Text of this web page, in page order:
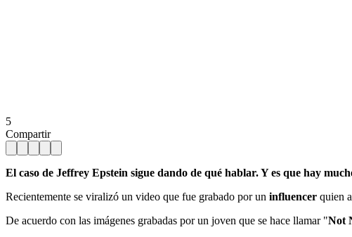
5
Compartir
El caso de Jeffrey Epstein sigue dando de qué hablar. Y es que hay
Recientemente se viralizó un video que fue grabado por un influencer quien
De acuerdo con las imágenes grabadas por un joven que se hace llamar "Not